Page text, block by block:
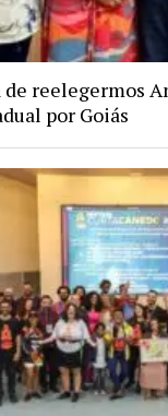
reelegermos
por Goiás